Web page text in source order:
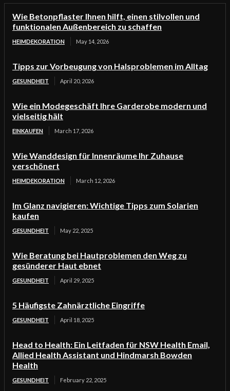
Wie Betonpflaster Ihnen hilft, einen stilvollen und
funktionalen Außenbereich zu schaffen
HEIMDEKORATION May 14, 2026
Tipps zur Vorbeugung von Halsproblemen im Alltag
GESUNDHEIT April 20, 2026
Wie ein Modegeschäft Ihre Garderobe modern und
vielseitig hält
EINKAUFEN March 17, 2026
Wie Wanddesign für Innenräume Ihr Zuhause
verschönert
HEIMDEKORATION March 12, 2026
Im Glanz navigieren: Wichtige Tipps zum Solarien
kaufen
GESUNDHEIT May 22, 2025
Wie Beratung bei Hautproblemen den Weg zu
gesünderer Haut ebnet
GESUNDHEIT April 29, 2025
5 Häufigste Zahnärztliche Eingriffe
GESUNDHEIT April 18, 2025
Head to Health: Ein Leitfaden für NSW Health Email,
Allied Health Assistant und Hindmarsh Bowden
Health
GESUNDHEIT February 22, 2025